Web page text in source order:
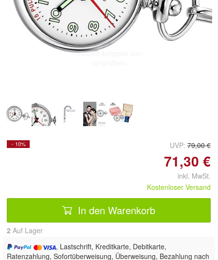
Doppelt antippen zum
- 10% UVP: 79,00 €
71,30 €
inkl. MwSt.
Kostenloser Versand
In den Warenkorb
2 Auf Lager
, Lastschrift, Kreditkarte, Debitkarte,
Ratenzahlung, Sofortüberweisung, Überweisung, Bezahlung nach